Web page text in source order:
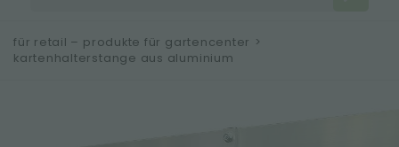
für retail – produkte für gartencenter >
kartenhalterstange aus aluminium